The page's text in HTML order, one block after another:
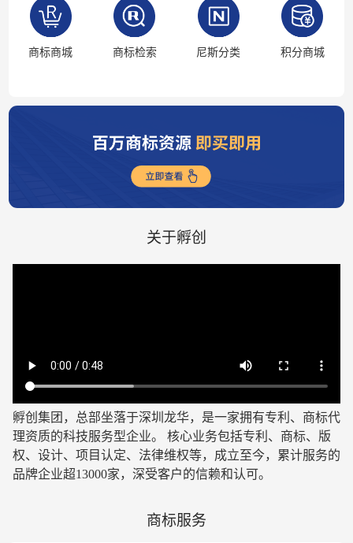
商标商城 商标检索 尼斯分类 积分商城
关于孵创
孵创集团，总部坐落于深圳龙华，是一家拥有专利、商标代
理资质的科技服务型企业。 核心业务包括专利、商标、版
权、设计、项目认定、法律维权等，成立至今，累计服务的
品牌企业超13000家，深受客户的信赖和认可。
商标服务